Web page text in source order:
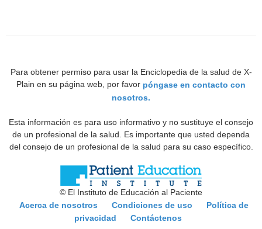
Para obtener permiso para usar la Enciclopedia de la salud de X-
Plain en su página web, por favor póngase en contacto con
nosotros.
Esta información es para uso informativo y no sustituye el consejo
de un profesional de la salud. Es importante que usted dependa
del consejo de un profesional de la salud para su caso específico.
© El Instituto de Educación al Paciente
Acerca de nosotros
Condiciones de uso
Política de
privacidad
Contáctenos